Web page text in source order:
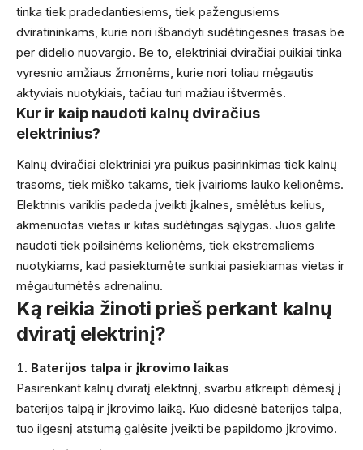
tinka tiek pradedantiesiems, tiek pažengusiems
dviratininkams, kurie nori išbandyti sudėtingesnes trasas be
per didelio nuovargio. Be to, elektriniai dviračiai puikiai tinka
vyresnio amžiaus žmonėms, kurie nori toliau mėgautis
aktyviais nuotykiais, tačiau turi mažiau ištvermės.
Kur ir kaip naudoti kalnų dviračius
elektrinius?
Kalnų dviračiai elektriniai yra puikus pasirinkimas tiek kalnų
trasoms, tiek miško takams, tiek įvairioms lauko kelionėms.
Elektrinis variklis padeda įveikti įkalnes, smėlėtus kelius,
akmenuotas vietas ir kitas sudėtingas sąlygas. Juos galite
naudoti tiek poilsinėms kelionėms, tiek ekstremaliems
nuotykiams, kad pasiektumėte sunkiai pasiekiamas vietas ir
mėgautumėtės adrenalinu.
Ką reikia žinoti prieš perkant kalnų
dviratį elektrinį?
Baterijos talpa ir įkrovimo laikas
Pasirenkant kalnų dviratį elektrinį, svarbu atkreipti dėmesį į
baterijos talpą ir įkrovimo laiką. Kuo didesnė baterijos talpa,
tuo ilgesnį atstumą galėsite įveikti be papildomo įkrovimo.